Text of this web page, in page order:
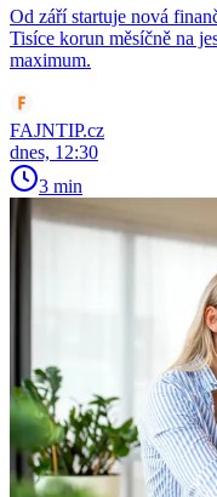
Od září startuje nová
Tisíce korun měsíčně na
maximum.
FAJNTIP.cz
dnes, 12:30
3 min